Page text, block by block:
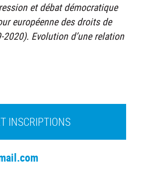
et débat démocratique
européenne des droits de
2020). Evolution d’une relation
INSCRIPTIONS